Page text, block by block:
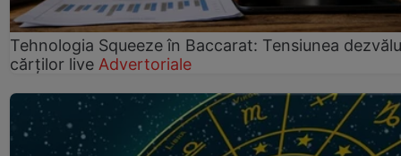
Tehnologia Squeeze în Baccarat: Tensiunea
cărților live Advertoriale